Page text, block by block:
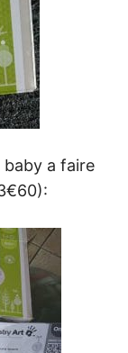
baby a faire